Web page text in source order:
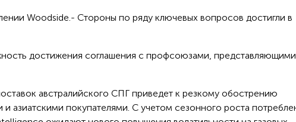
Woodside.- Стороны по ряду ключевых вопросов достигли в
достижения соглашения с профсоюзами, представляющими
австралийского СПГ приведет к резкому обострению
азиатскими покупателями. С учетом сезонного роста